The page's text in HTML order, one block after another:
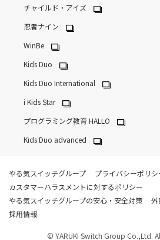
チャイルド・アイズ
忍者ナイン
WinBe
Kids Duo
Kids Duo International
i Kids Star
プログラミング教育 HALLO
Kids Duo advanced
やる気スイッチグループ
プライバシーポリシ
カスタマーハラスメントに対するポリシー
やる気スイッチグループの安心・安全対策
外
採用情報
© YARUKI Switch Group Co.,Ltd.